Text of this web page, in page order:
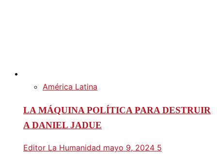
América Latina
LA MÁQUINA POLÍTICA PARA DESTRUIR
A DANIEL JADUE
Editor La Humanidad mayo 9, 2024 5